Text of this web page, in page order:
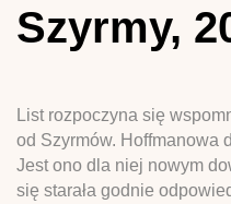
Szyrmy,
List rozpoczyna się
od Szyrmów. Hoffmanowa
Jest ono dla niej nowym
się starała godnie